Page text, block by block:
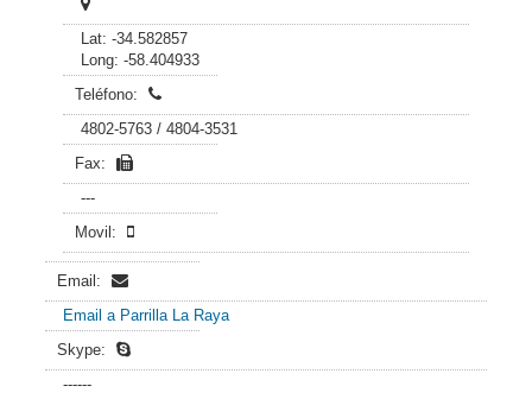
Lat: -34.582857
Long: -58.404933
Teléfono:
4802-5763 / 4804-3531
Fax:
---
Movil:
Email:
Email a Parrilla La Raya
Skype:
------